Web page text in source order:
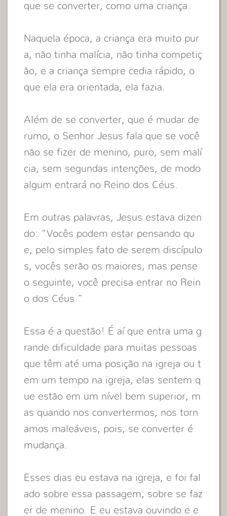
que se converter, como uma criança.
Naquela época, a criança era muito pur
a, não tinha malícia, não tinha competiç
ão, e a criança sempre cedia rápido, o
que ela era orientada, ela fazia.
Além de se converter, que é mudar de
rumo, o Senhor Jesus fala que se você
não se fizer de menino, puro, sem malí
cia, sem segundas intenções, de modo
algum entrará no Reino dos Céus.
Em outras palavras, Jesus estava dizen
do: “Vocês podem estar pensando qu
e, pelo simples fato de serem discípulo
s, vocês serão os maiores, mas pense
o seguinte, você precisa entrar no Rein
o dos Céus.”
Essa é a questão! É aí que entra uma g
rande dificuldade para muitas pessoas
que têm até uma posição na igreja ou t
em um tempo na igreja, elas sentem q
ue estão em um nível bem superior, m
as quando nos convertermos, nos torn
amos maleáveis, pois, se converter é
mudança.
Esses dias eu estava na igreja, e foi fal
ado sobre essa passagem, sobre se faz
er de menino. E eu estava ouvindo e e